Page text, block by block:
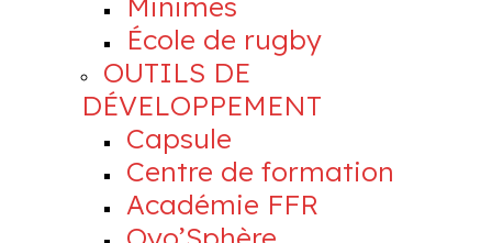
École de rugby
OUTILS DE
DÉVELOPPEMENT
Capsule
Centre de formation
Académie FFR